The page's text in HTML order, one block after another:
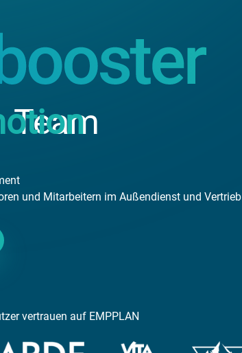
Door
und Mitarbeitern im Außendienst und Vertrieb
vertrauen auf EMPPLAN